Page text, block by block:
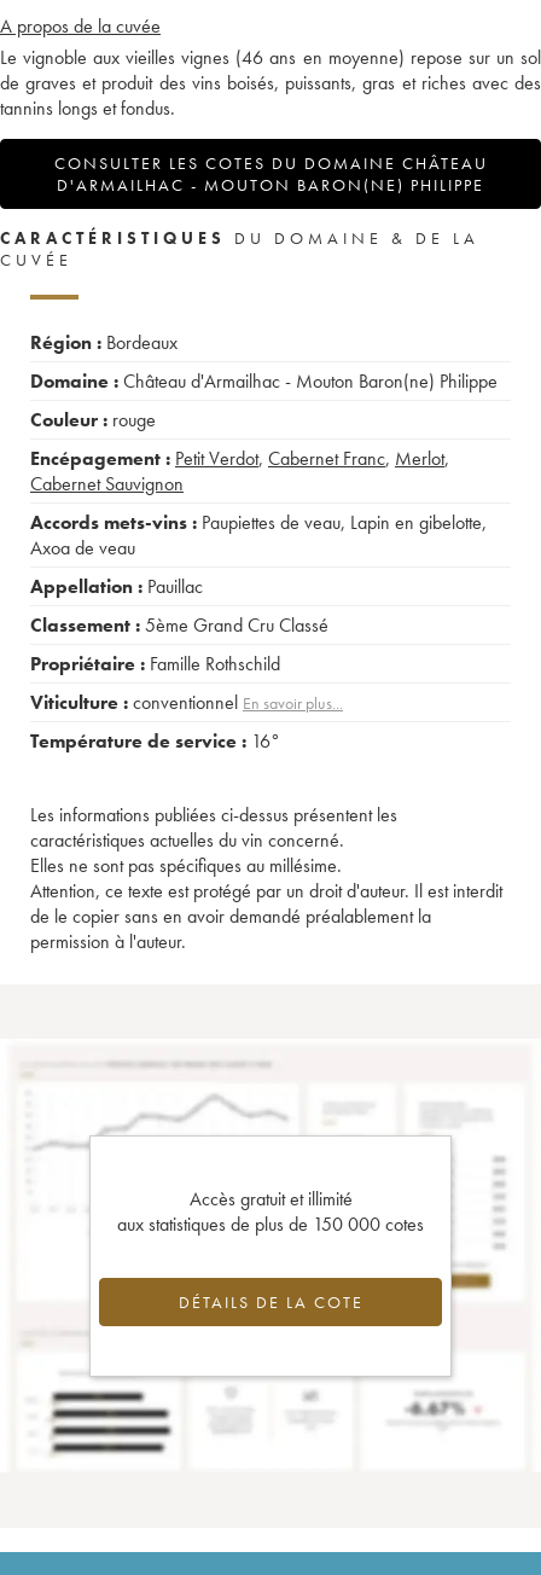
A propos de la cuvée
Le vignoble aux vieilles vignes (46 ans en moyenne) repose sur un sol
de graves et produit des vins boisés, puissants, gras et riches avec des
tannins longs et fondus.
CONSULTER LES COTES DU DOMAINE CHÂTEAU
D'ARMAILHAC - MOUTON BARON(NE) PHILIPPE
CARACTÉRISTIQUES
DU DOMAINE & DE LA
CUVÉE
Région : Bordeaux
Domaine :Château d'Armailhac - Mouton Baron(ne) Philippe
Couleur : rouge
Encépagement : Petit Verdot, Cabernet Franc, Merlot,
Cabernet Sauvignon
Accords mets-vins : Paupiettes de veau, Lapin en gibelotte,
Axoa de veau
Appellation : Pauillac
Classement :5ème Grand Cru Classé
Propriétaire : Famille Rothschild
Viticulture :conventionnel En savoir plus...
Température de service : 16°
Les informations publiées ci-dessus présentent les
caractéristiques actuelles du vin concerné.
Elles ne sont pas spécifiques au millésime.
Attention, ce texte est protégé par un droit d'auteur. Il est interdit
de le copier sans en avoir demandé préalablement la
permission à l'auteur.
Accès gratuit et illimité
aux statistiques de plus de 150 000 cotes
DÉTAILS DE LA COTE